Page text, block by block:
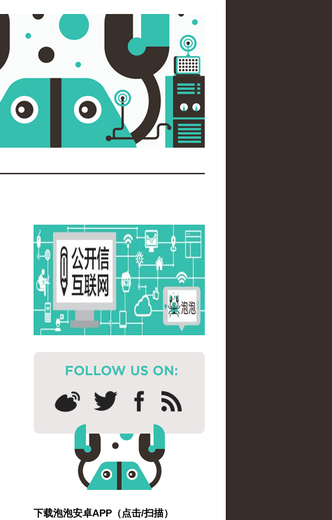
下载泡泡安卓APP（点击/扫描）